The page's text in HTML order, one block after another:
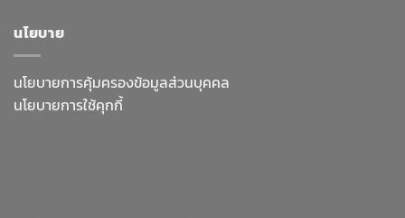
นโยบาย
นโยบายการคุ้มครองข้อมูลส่วนบุคคล
นโยบายการใช้คุกกี้